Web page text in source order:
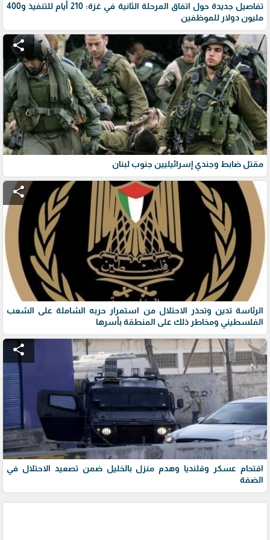
تفاصيل جديدة حول اتفاق المرحلة الثانية في غزة: 210 أيام للتنفيذ و400
مليون دولار للموظفين
share
مقتل ضابط وجندي إسرائيليين جنوب لبنان
share
الرئاسة تدين وتحذر الاحتلال من استمرار حربه الشاملة على الشعب
الفلسطيني ومخاطر ذلك على المنطقة بأسرها
share
اقتحام عسكر وقلنديا وهدم منزل بالخليل ضمن تصعيد الاحتلال في
الضفة